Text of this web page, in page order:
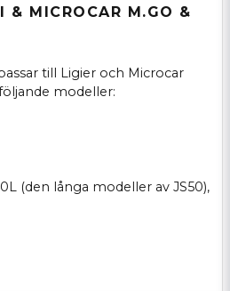
& MICROCAR M.GO &
till Ligier och Microcar
modeller:
(den långa modeller av JS50),